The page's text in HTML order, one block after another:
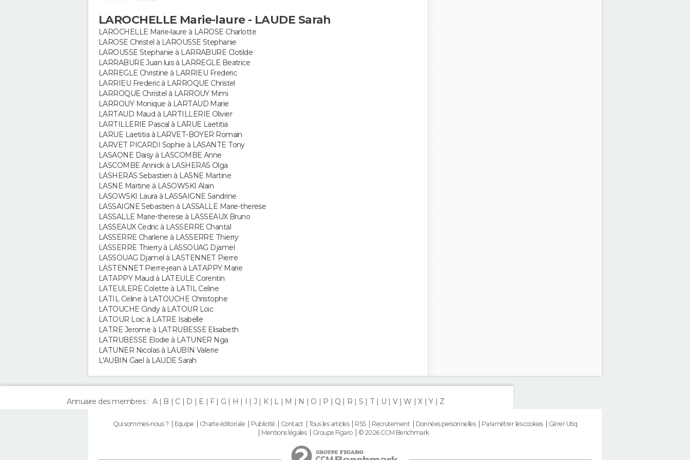
LAROCHELLE Marie-laure - LAUDE Sarah
LAROCHELLE Marie-laure à LAROSE Charlotte
LAROSE Christel à LAROUSSE Stephanie
LAROUSSE Stephanie à LARRABURE Clotilde
LARRABURE Juan luis à LARREGLE Beatrice
LARREGLE Christine à LARRIEU Frederic
LARRIEU Frederic à LARROQUE Christel
LARROQUE Christel à LARROUY Mimi
LARROUY Monique à LARTAUD Marie
LARTAUD Maud à LARTILLERIE Olivier
LARTILLERIE Pascal à LARUE Laetitia
LARUE Laetitia à LARVET-BOYER Romain
LARVET PICARDI Sophie à LASANTE Tony
LASAONE Daisy à LASCOMBE Anne
LASCOMBE Annick à LASHERAS Olga
LASHERAS Sebastien à LASNE Martine
LASNE Martine à LASOWSKI Alain
LASOWSKI Laura à LASSAIGNE Sandrine
LASSAIGNE Sebastien à LASSALLE Marie-therese
LASSALLE Marie-therese à LASSEAUX Bruno
LASSEAUX Cedric à LASSERRE Chantal
LASSERRE Charlene à LASSERRE Thierry
LASSERRE Thierry à LASSOUAG Djamel
LASSOUAG Djamel à LASTENNET Pierre
LASTENNET Pierre-jean à LATAPPY Marie
LATAPPY Maud à LATEULE Corentin
LATEULERE Colette à LATIL Celine
LATIL Celine à LATOUCHE Christophe
LATOUCHE Cindy à LATOUR Loic
LATOUR Loic à LATRE Isabelle
LATRE Jerome à LATRUBESSE Elisabeth
LATRUBESSE Elodie à LATUNER Nga
LATUNER Nicolas à LAUBIN Valerie
L'AUBIN Gael à LAUDE Sarah
Annuaire des membres : A B C D E F G H I J K L M N O P Q R S T U V W X Y Z
Qui sommes-nous ? Equipe Charte éditoriale Publicité Contact Tous les articles RSS Recrutement Données personnelles Paramétrer les cookies
Gérer Utiq
Mentions légales
Groupe Figaro © 2026 CCM Benchmark